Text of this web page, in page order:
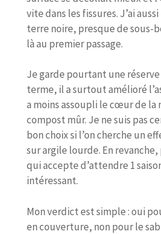
vite dans les fissures. J’ai
terre noire, presque de sous-
là au premier passage.
Je garde pourtant une réserve
terme, il a surtout amélioré
a moins assoupli le cœur de la
compost mûr. Je ne suis pas
bon choix si l’on cherche un
sur argile lourde. En
qui accepte d’attendre 1
intéressant.
Mon verdict est simple : oui
en couverture, non pour le